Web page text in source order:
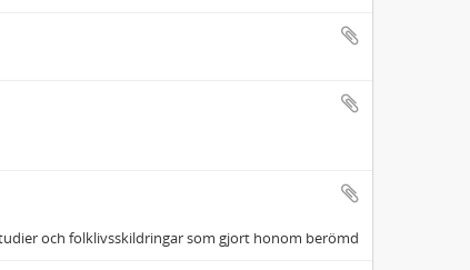
och folklivsskildringar som gjort honom berömd